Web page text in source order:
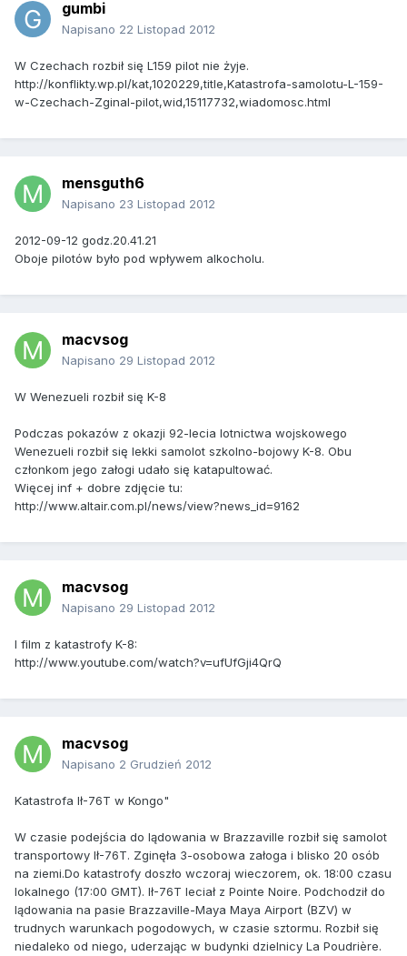
gumbi
Napisano 22 Listopad 2012
W Czechach rozbił się L159 pilot nie żyje.
http://konflikty.wp.pl/kat,1020229,title,Katastrofa-samolotu-L-159-
w-Czechach-Zginal-pilot,wid,15117732,wiadomosc.html
mensguth6
Napisano 23 Listopad 2012
2012-09-12 godz.20.41.21
Oboje pilotów było pod wpływem alkocholu.
macvsog
Napisano 29 Listopad 2012
W Wenezueli rozbił się K-8
Podczas pokazów z okazji 92-lecia lotnictwa wojskowego
Wenezueli rozbił się lekki samolot szkolno-bojowy K-8. Obu
członkom jego załogi udało się katapultować.
Więcej inf + dobre zdjęcie tu:
http://www.altair.com.pl/news/view?news_id=9162
macvsog
Napisano 29 Listopad 2012
I film z katastrofy K-8:
http://www.youtube.com/watch?v=ufUfGji4QrQ
macvsog
Napisano 2 Grudzień 2012
Katastrofa Ił-76T w Kongo"
W czasie podejścia do lądowania w Brazzaville rozbił się samolot
transportowy Ił-76T. Zginęła 3-osobowa załoga i blisko 20 osób
na ziemi.Do katastrofy doszło wczoraj wieczorem, ok. 18:00 czasu
lokalnego (17:00 GMT). Ił-76T leciał z Pointe Noire. Podchodził do
lądowania na pasie Brazzaville-Maya Maya Airport (BZV) w
trudnych warunkach pogodowych, w czasie sztormu. Rozbił się
niedaleko od niego, uderzając w budynki dzielnicy La Poudrière.